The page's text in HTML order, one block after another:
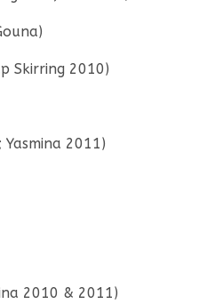
Skirring 2010)
2011)
2010 & 2011)